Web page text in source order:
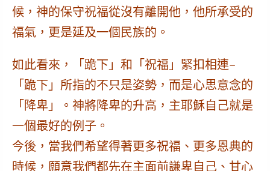
候，神的保守祝福從沒有離開他，他所承受的
福氣，更是延及一個民族的。
如此看來，「跪下」和「祝福」緊扣相連–
「跪下」所指的不只是姿勢，而是心思意念的
「降卑」。 神將降卑的升高 ，主耶穌自己就是
一個最好的例子。
今後，當我們希望得著更多祝福、更多恩典的
時候，願意我們都先在主面前謙卑自己、甘心